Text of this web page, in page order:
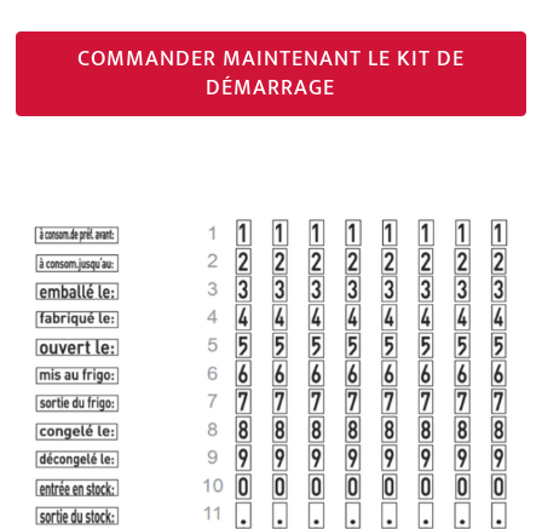
COMMANDER MAINTENANT LE KIT DE
DÉMARRAGE